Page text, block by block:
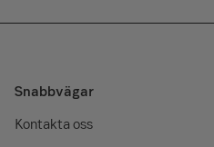
Snabbvägar
Kontakta oss